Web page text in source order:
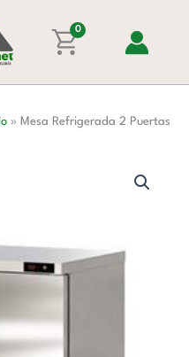
0
» Mesa Refrigerada 2 Puertas